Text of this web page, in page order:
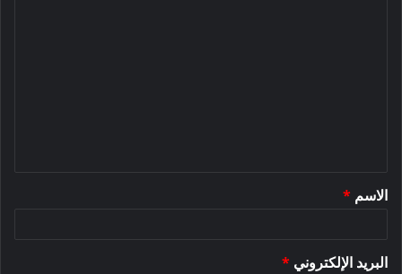
*
الاسم *
البريد الإلكتروني *